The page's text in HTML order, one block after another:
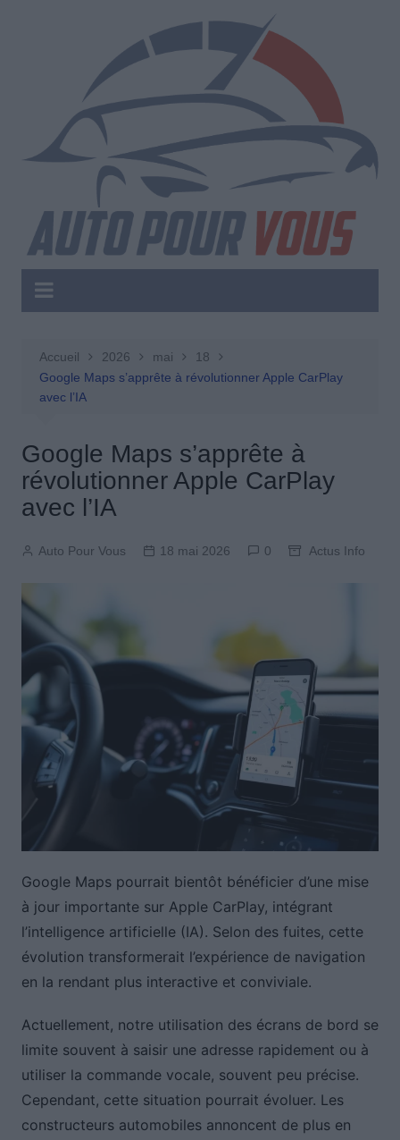
Accueil 2026 mai
18
Google Maps s’apprête à révolutionner Apple CarPlay
avec l’IA
Google Maps s’apprête à
révolutionner Apple CarPlay
avec l’IA
Auto Pour Vous 18 mai 2026 0 Actus Info
Google Maps pourrait bientôt bénéficier d’une mise
à jour importante sur Apple CarPlay, intégrant
l’intelligence artificielle (IA). Selon des fuites, cette
évolution transformerait l’expérience de navigation
en la rendant plus interactive et conviviale.
Actuellement, notre utilisation des écrans de bord se
limite souvent à saisir une adresse rapidement ou à
utiliser la commande vocale, souvent peu précise.
Cependant, cette situation pourrait évoluer. Les
constructeurs automobiles annoncent de plus en